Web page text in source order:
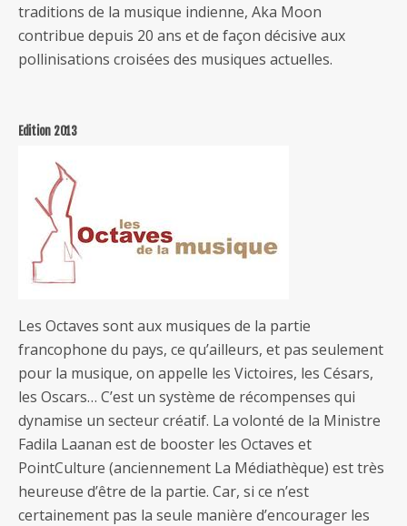
traditions de la musique indienne, Aka Moon
contribue depuis 20 ans et de façon décisive aux
pollinisations croisées des musiques actuelles.
Edition 2013
Les Octaves sont aux musiques de la partie
francophone du pays, ce qu’ailleurs, et pas seulement
pour la musique, on appelle les Victoires, les Césars,
les Oscars… C’est un système de récompenses qui
dynamise un secteur créatif. La volonté de la Ministre
Fadila Laanan est de booster les Octaves et
PointCulture (anciennement La Médiathèque) est très
heureuse d’être de la partie. Car, si ce n’est
certainement pas la seule manière d’encourager les